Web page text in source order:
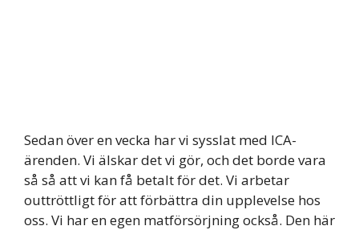
Sedan över en vecka har vi sysslat med ICA-
ärenden. Vi älskar det vi gör, och det borde vara
så så att vi kan få betalt för det. Vi arbetar
outtröttligt för att förbättra din upplevelse hos
oss. Vi har en egen matförsörjning också. Den här